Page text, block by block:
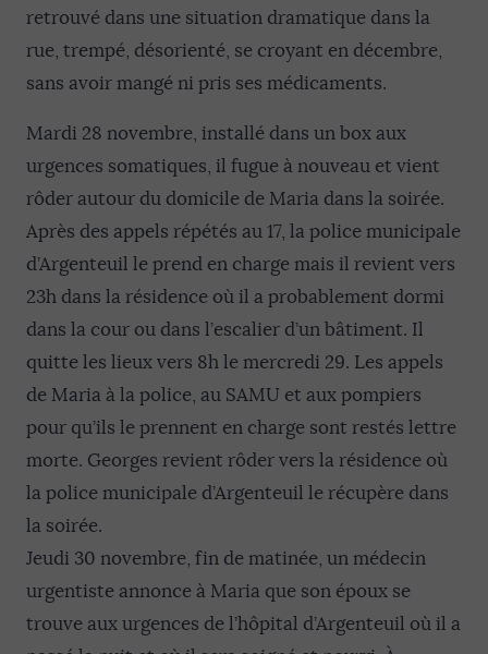
retrouvé dans une situation dramatique dans la
rue, trempé, désorienté, se croyant en décembre,
sans avoir mangé ni pris ses médicaments.
Mardi 28 novembre, installé dans un box aux
urgences somatiques, il fugue à nouveau et vient
rôder autour du domicile de Maria dans la soirée.
Après des appels répétés au 17, la police municipale
d’Argenteuil le prend en charge mais il revient vers
23h dans la résidence où il a probablement dormi
dans la cour ou dans l’escalier d’un bâtiment. Il
quitte les lieux vers 8h le mercredi 29. Les appels
de Maria à la police, au SAMU et aux pompiers
pour qu’ils le prennent en charge sont restés lettre
morte. Georges revient rôder vers la résidence où
la police municipale d’Argenteuil le récupère dans
la soirée.
Jeudi 30 novembre, fin de matinée, un médecin
urgentiste annonce à Maria que son époux se
trouve aux urgences de l’hôpital d’Argenteuil où il a